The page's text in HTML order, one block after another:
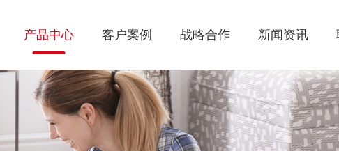
产品中心 客户案例 战略合作 新闻资讯